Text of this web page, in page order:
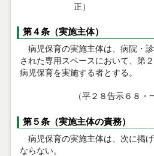
正）
第４条（実施主体）
病児保育の実施主体は、病院・
された専用スペースにおいて、第
病児保育を実施する者とする。
（平２８告示６８・
第５条（実施主体の責務）
病児保育の実施主体は、次に掲
ならない。